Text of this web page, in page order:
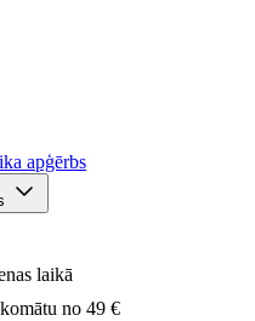
apģērbs
laikā
no 49 €